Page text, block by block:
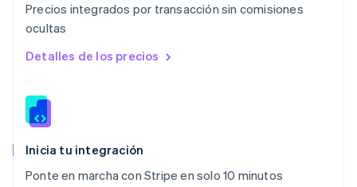
Precios integrados por transacción sin comisiones
ocultas
Detalles de los precios
Inicia tu integración
Ponte en marcha con Stripe en solo 10 minutos
NederlandsEnglish
Polonia
English
RAE de Hong Kong, China
Reino Unido
English
English